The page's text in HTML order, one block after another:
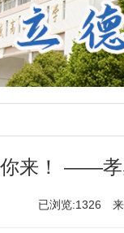
来！ ——孝
已浏览:1326